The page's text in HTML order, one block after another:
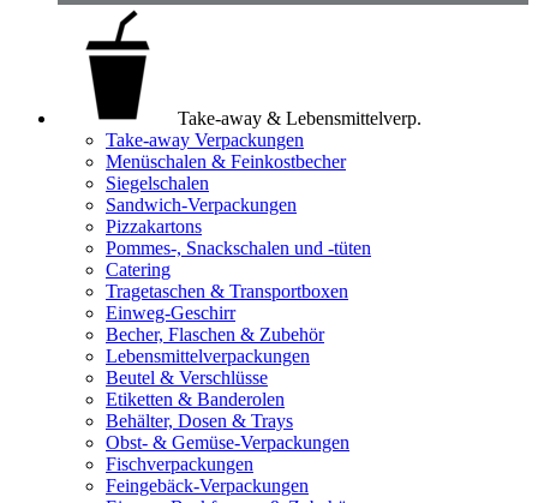
Take-away & Lebensmittelverp.
Take-away Verpackungen
Menüschalen & Feinkostbecher
Siegelschalen
Sandwich-Verpackungen
Pizzakartons
Pommes-, Snackschalen und -tüten
Catering
Tragetaschen & Transportboxen
Einweg-Geschirr
Becher, Flaschen & Zubehör
Lebensmittelverpackungen
Beutel & Verschlüsse
Etiketten & Banderolen
Behälter, Dosen & Trays
Obst- & Gemüse-Verpackungen
Fischverpackungen
Feingebäck-Verpackungen